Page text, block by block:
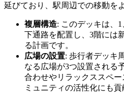
延びており、駅周辺での移動を
複層構造: このデッキは、
下通路を配置し、3階には
る計画です。
広場の設置: 歩行者デッキ
なる広場が3つ設置される
合わせやリラックススペ
ミュニティの活性化にも貢